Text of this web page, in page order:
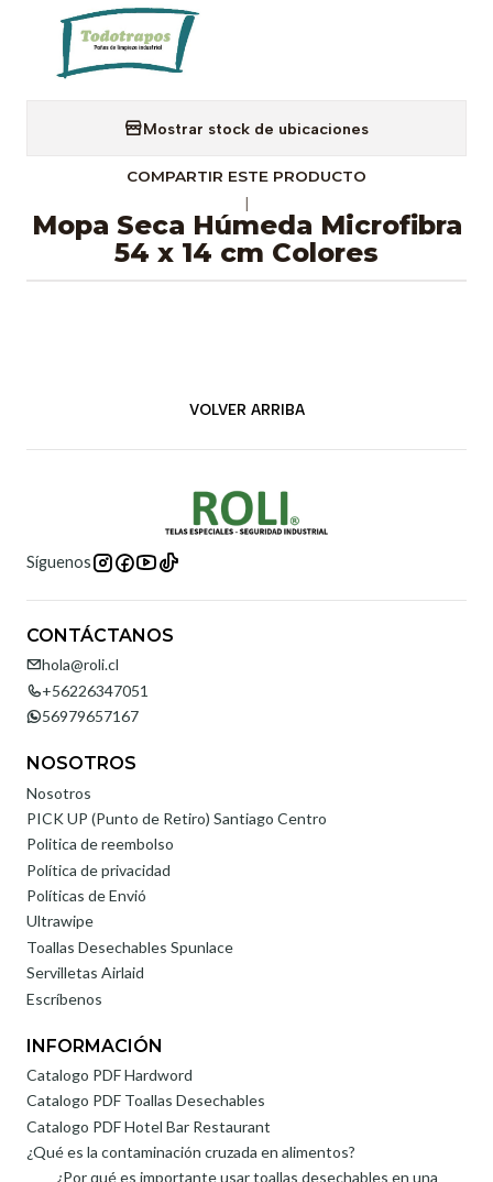
Mostrar stock de ubicaciones
COMPARTIR ESTE PRODUCTO
Mopa Seca Húmeda Microfibra
54 x 14 cm Colores
VOLVER ARRIBA
Síguenos
CONTÁCTANOS
hola@roli.cl
+56226347051
56979657167
NOSOTROS
Nosotros
PICK UP (Punto de Retiro) Santiago Centro
Politica de reembolso
Política de privacidad
Políticas de Envió
Ultrawipe
Toallas Desechables Spunlace
Servilletas Airlaid
Escríbenos
INFORMACIÓN
Catalogo PDF Hardword
Catalogo PDF Toallas Desechables
Catalogo PDF Hotel Bar Restaurant
¿Qué es la contaminación cruzada en alimentos?
¿Por qué es importante usar toallas desechables en una